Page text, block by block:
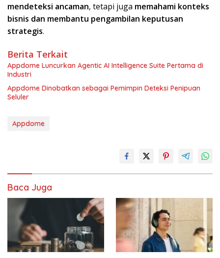
mendeteksi ancaman, tetapi juga memahami konteks
bisnis dan membantu pengambilan keputusan
strategis.
Berita Terkait
Appdome Luncurkan Agentic AI Intelligence Suite Pertama di
Industri
Appdome Dinobatkan sebagai Pemimpin Deteksi Penipuan
Seluler
Appdome
Baca Juga